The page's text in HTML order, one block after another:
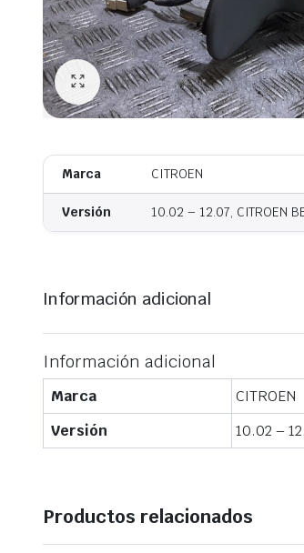
Marca CITROEN
Versión 10.02 – 12.07, CITROEN
Información adicional
Información adicional
Marca
CITROEN
Versión
10.02 –
Productos relacionados